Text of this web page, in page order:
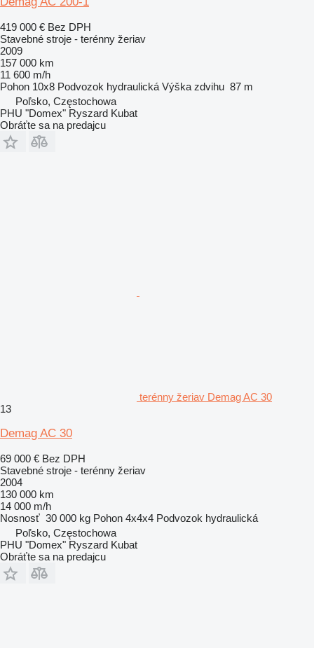
419 000 € Bez DPH
Stavebné stroje - terénny žeriav
2009
157 000 km
11 600 m/h
Pohon 10x8 Podvozok hydraulická Výška zdvihu 87 m
Poľsko, Częstochowa
PHU "Domex" Ryszard Kubat
Obráťte sa na predajcu
terénny žeriav Demag AC 30
13
Demag AC 30
69 000 € Bez DPH
Stavebné stroje - terénny žeriav
2004
130 000 km
14 000 m/h
Nosnosť 30 000 kg Pohon 4x4x4 Podvozok hydraulická
Poľsko, Częstochowa
PHU "Domex" Ryszard Kubat
Obráťte sa na predajcu